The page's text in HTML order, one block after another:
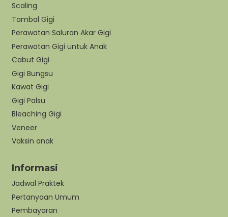
Scaling
Tambal Gigi
Perawatan Saluran Akar Gigi
Perawatan Gigi untuk Anak
Cabut Gigi
Gigi Bungsu
Kawat Gigi
Gigi Palsu
Bleaching Gigi
Veneer
Vaksin anak
Informasi
Jadwal Praktek
Pertanyaan Umum
Pembayaran